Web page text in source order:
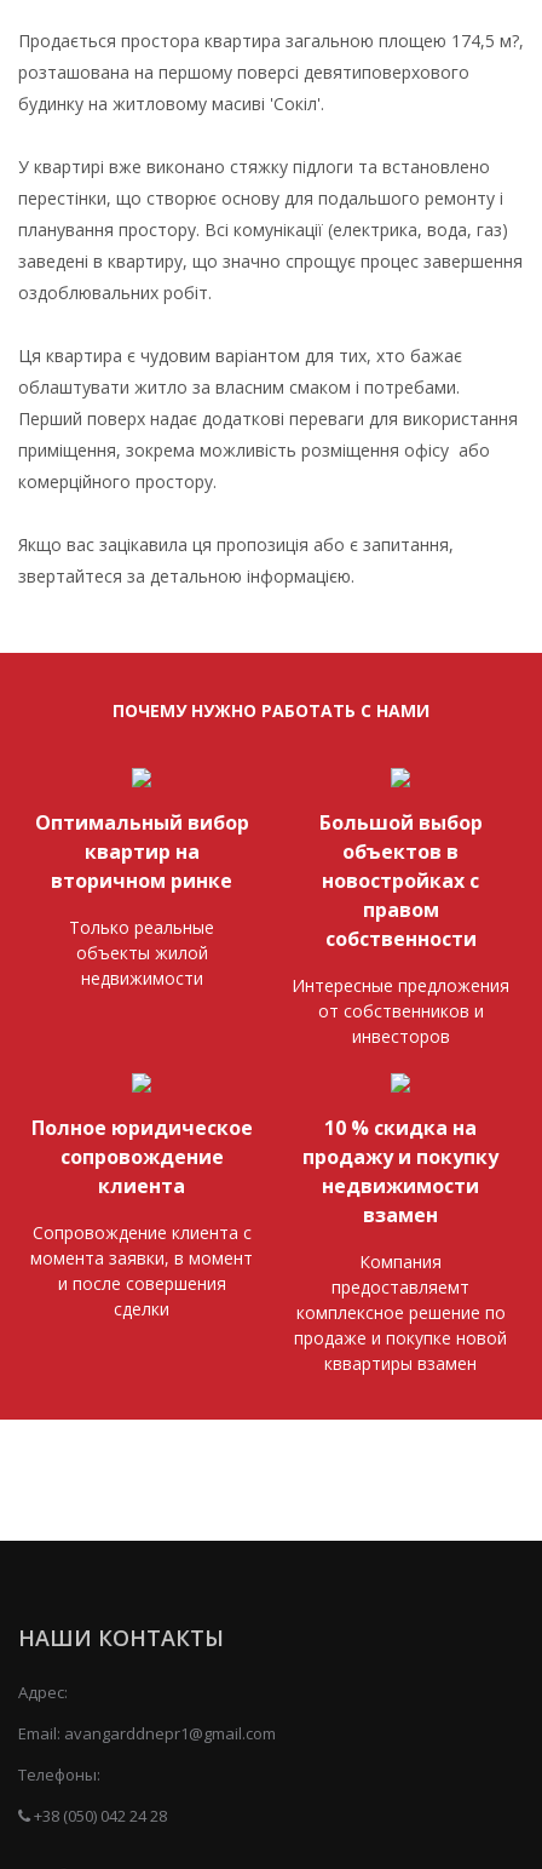
Продається простора квартира загальною площею 174,5 м?,
розташована на першому поверсі девятиповерхового
будинку на житловому масиві 'Сокіл'.
У квартирі вже виконано стяжку підлоги та встановлено
перестінки, що створює основу для подальшого ремонту і
планування простору. Всі комунікації (електрика, вода, газ)
заведені в квартиру, що значно спрощує процес завершення
оздоблювальних робіт.
Ця квартира є чудовим варіантом для тих, хто бажає
облаштувати житло за власним смаком і потребами.
Перший поверх надає додаткові переваги для використання
приміщення, зокрема можливість розміщення офісу або
комерційного простору.
Якщо вас зацікавила ця пропозиція або є запитання,
звертайтеся за детальною інформацією.
ПОЧЕМУ НУЖНО РАБОТАТЬ С НАМИ
Оптимальный вибор
квартир на
вторичном ринке
Только реальные
объекты жилой
недвижимости
Большой выбор
объектов в
новостройках с
правом
собственности
Интересные предложения
от собственников и
инвесторов
Полное юридическое
сопровождение
клиента
Сопровождение клиента с
момента заявки, в момент
и после совершения
сделки
10 % скидка на
продажу и покупку
недвижимости
взамен
Компания
предоставляемт
комплексное решение по
продаже и покупке новой
кввартиры взамен
НАШИ КОНТАКТЫ
Адрес:
Email: avangarddnepr1@gmail.com
Телефоны:
+38 (050) 042 24 28